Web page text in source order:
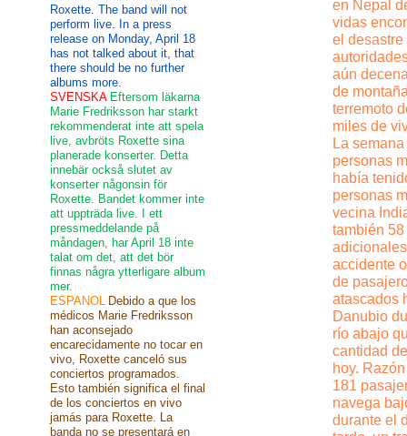
en Nepal
vidas
el
aún
de
terremoto
miles de
La
personas
había
personas
vecina
también
accidente
de
atascados
Danubio
río abajo
cantidad
hoy.
181
navega
durante el
Roxette. The band will not
perform live. In a press
release on Monday, April 18
has not talked about it, that
there should be no further
albums more.
SVENSKA Eftersom läkarna
Marie Fredriksson har starkt
rekommenderat inte att spela
live, avbröts Roxette sina
planerade konserter. Detta
innebär också slutet av
konserter någonsin för
Roxette. Bandet kommer inte
att uppträda live. I ett
pressmeddelande på
måndagen, har April 18 inte
talat om det, att det bör
finnas några ytterligare album
mer.
ESPANOL Debido a que los
médicos Marie Fredriksson
han aconsejado
encarecidamente no tocar en
vivo, Roxette canceló sus
conciertos programados.
Esto también significa el final
de los conciertos en vivo
jamás para Roxette. La
banda no se presentará en